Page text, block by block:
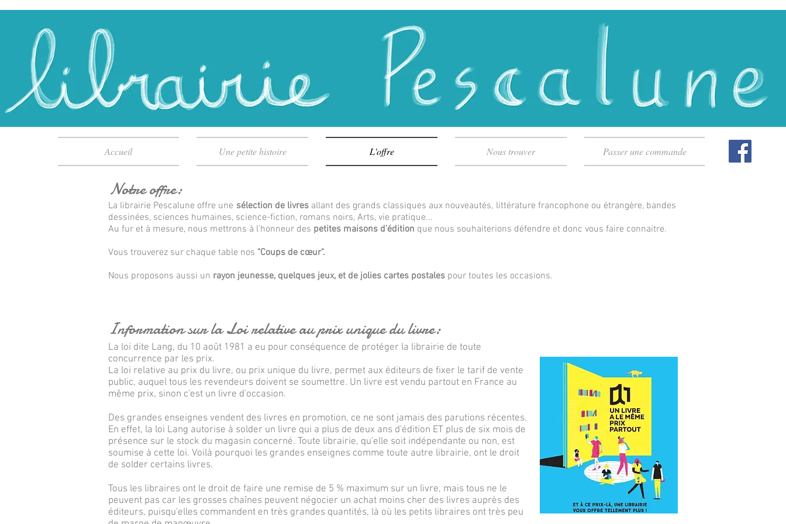
Accueil Une petite histoire L'offre Nous trouver Passer une commande
Notre offre:
La librairie Pescalune offre une sélection de livresallant des grands classiques aux nouveautés, littérature francophone ou étrangère, bandes
dessinées, sciences humaines, science-fiction, romans noirs, Arts, vie pratique...
Au fur et à mesure, nous mettrons à l'honneur des petites maisons d’édition que nous souhaiterions défendre et donc vous faire connaitre.
Vous trouverez sur chaque table nos "Coups de cœur".
Nous proposons aussi un rayon jeunesse, quelques jeux, et de jolies cartes postales pour toutes les occasions.
Information sur la Loi relative au prix unique du livre:
La loi dite Lang, du 10 août 1981 a eu pour conséquence de protéger la librairie de toute
concurrence par les prix.
La loi relative au prix du livre, ou prix unique du livre, permet aux éditeurs de fixer le tarif de vente
public, auquel tous les revendeurs doivent se soumettre. Un livre est vendu partout en France au
même prix, sinon c'est un livre d'occasion.
Des grandes enseignes vendent des livres en promotion, ce ne sont jamais des parutions récentes.
En effet, la loi Lang autorise à solder un livre qui a plus de deux ans d'édition ET plus de six mois de
présence sur le stock du magasin concerné. Toute librairie, qu'elle soit indépendante ou non, est
soumise à cette loi. Voilà pourquoi les grandes enseignes comme toute autre librairie, ont le droit
de solder certains livres.
Tous les libraires ont le droit de faire une remise de 5 % maximum sur un livre, mais tous ne le
peuvent pas car les grosses chaînes peuvent négocier un achat moins cher des livres auprès des
éditeurs, puisqu'elles commandent en très grandes quantités, là où les petits libraires ont très peu